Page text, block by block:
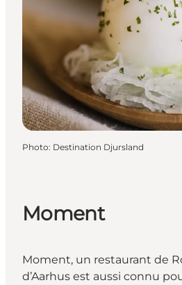
Photo: Destination Djursland
Moment
Moment, un restaurant de
d’Aarhus est aussi connu